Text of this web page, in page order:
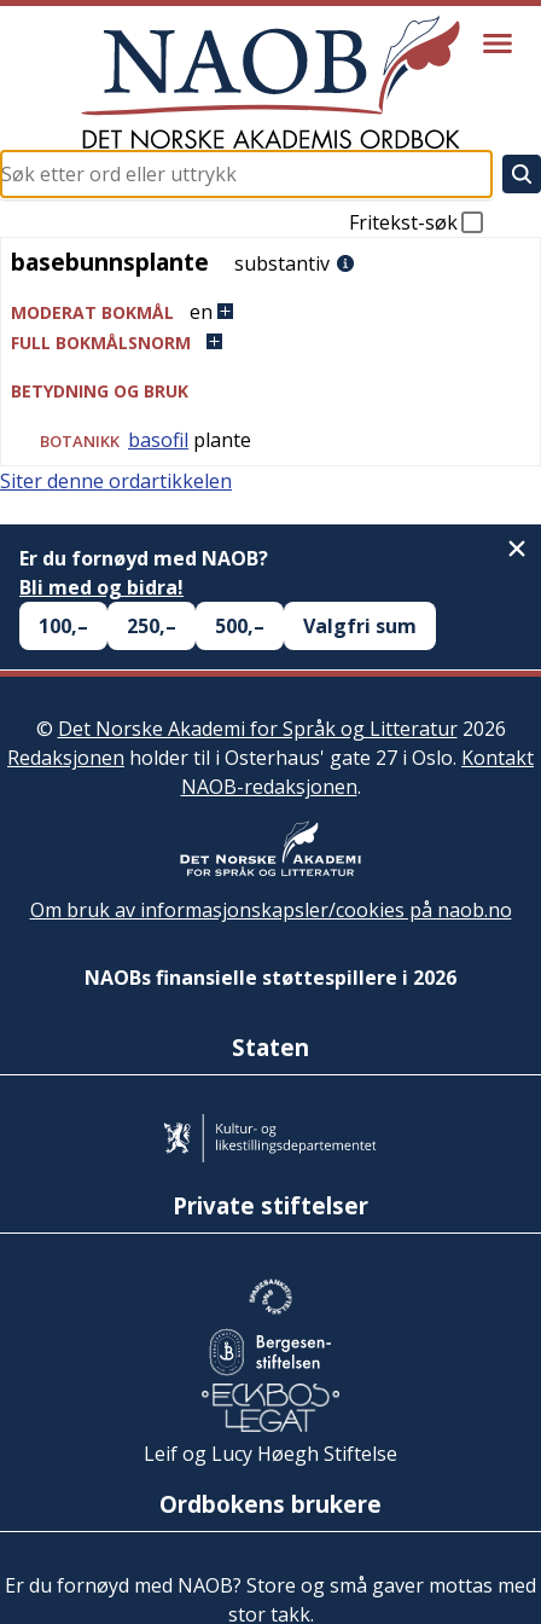
Fritekst-søk
basebunnsplante
basebunnsplante substantiv
MODERAT BOKMÅL en
FULL BOKMÅLSNORM
BETYDNING OG BRUK
BOTANIKK basofil plante
Siter denne ordartikkelen
Er du fornøyd med NAOB?
Bli med og bidra!
100,–
250,– 500,– Valgfri sum
© Det Norske Akademi for Språk og Litteratur2026
Redaksjonen holder til i Osterhaus' gate 27 i Oslo. Kontakt
NAOB-redaksjonen.
Om bruk av informasjonskapsler/cookies på naob.no
NAOBs finansielle støttespillere i 2026
Staten
Private stiftelser
Leif og Lucy Høegh Stiftelse
Ordbokens brukere
Er du fornøyd med NAOB? Store og små gaver mottas med
stor takk.